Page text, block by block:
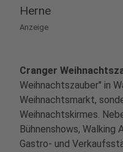
Herne
Anzeige
Cranger
Weihnachtszauber" in
Weihnachtsmarkt,
Weihnachtskirmes.
Bühnenshows, Walking
Gastro- und